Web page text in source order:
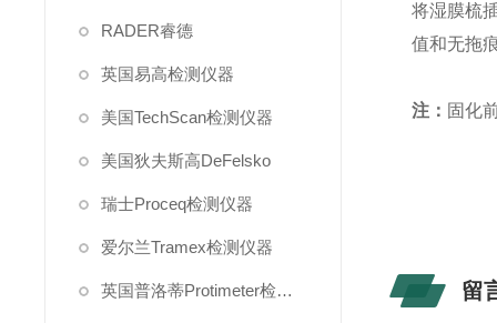
RADER睿德
英国易高检测仪器
美国TechScan检测仪器
美国狄夫斯高DeFelsko
瑞士Proceq检测仪器
爱尔兰Tramex检测仪器
英国普洛蒂Protimeter检测仪器
将湿膜梳
值和无拖
注： 固化
留